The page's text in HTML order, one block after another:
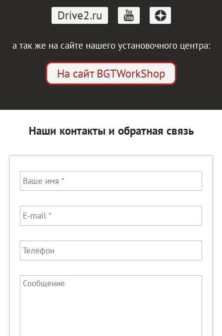
Drive2.ru
а так же на сайте нашего установочного центра:
На сайт BGTWorkShop
Наши контакты и обратная связь